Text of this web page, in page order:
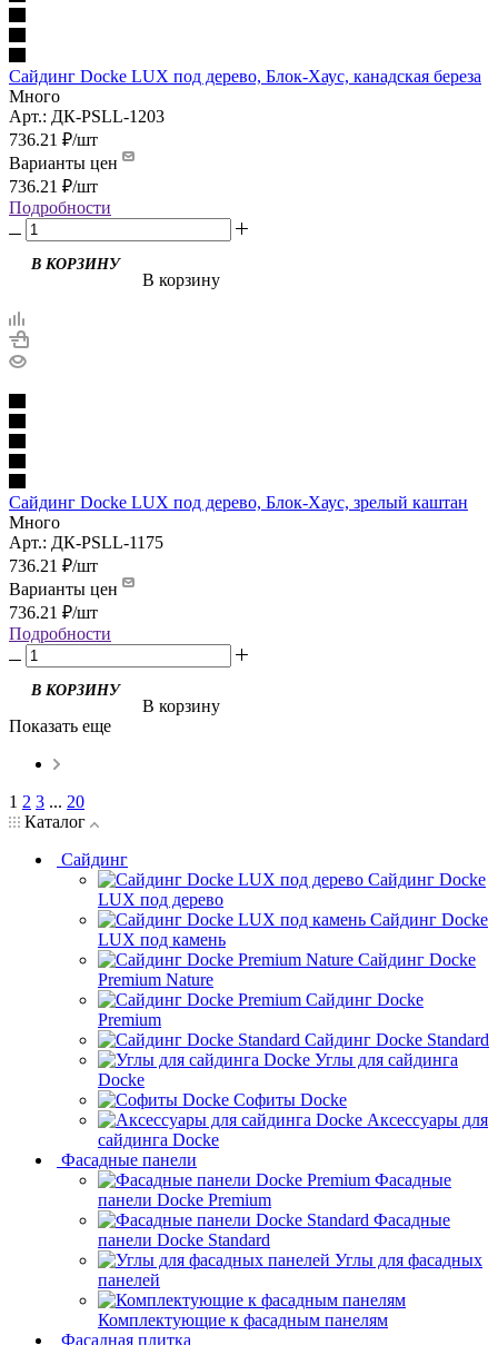
Сайдинг Docke LUX под дерево, Блок-Хаус, канадская береза
Много
Арт.: ДК-PSLL-1203
736.21 ₽/шт
Варианты цен
736.21 ₽/шт
Подробности
В корзину
Сайдинг Docke LUX под дерево, Блок-Хаус, зрелый каштан
Много
Арт.: ДК-PSLL-1175
736.21 ₽/шт
Варианты цен
736.21 ₽/шт
Подробности
В корзину
Показать еще
1 2 3 ... 20
Каталог
Сайдинг
Сайдинг Docke
LUX под дерево
Сайдинг Docke
LUX под камень
Сайдинг Docke
Premium Nature
Сайдинг Docke
Premium
Сайдинг Docke Standard
Углы для сайдинга
Docke
Софиты Docke
Аксессуары для
сайдинга Docke
Фасадные панели
Фасадные
панели Docke Premium
Фасадные
панели Docke Standard
Углы для фасадных
панелей
Комплектующие к фасадным панелям
Фасадная плитка